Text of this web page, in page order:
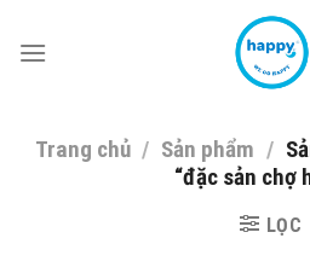
Trang chủ / Sản phẩm /
“đặc sản chợ
LỌC